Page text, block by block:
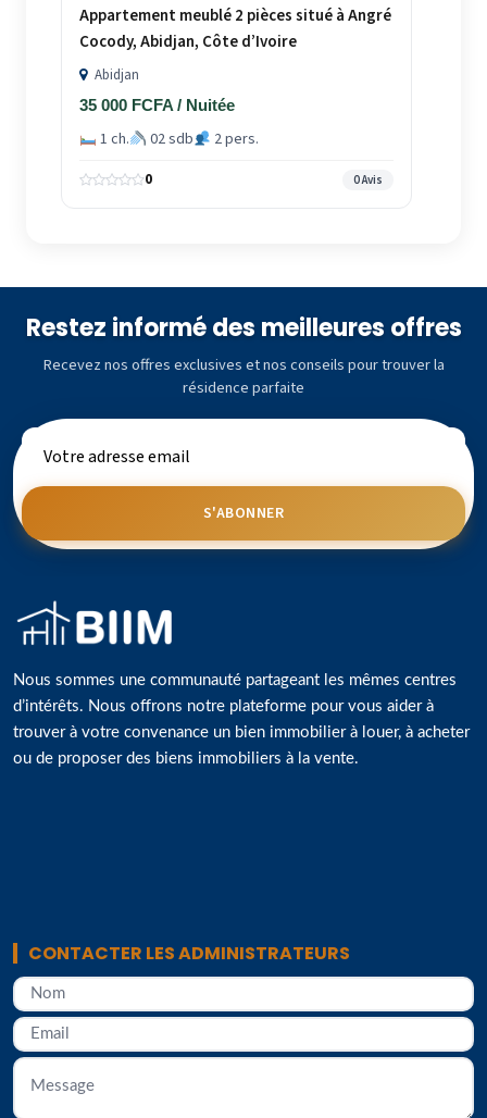
Appartement meublé 2 pièces situé à Angré
Cocody, Abidjan, Côte d’Ivoire
Abidjan
35 000 FCFA / Nuitée
1 ch. 02 sdb 2 pers.
0 0 Avis
Restez informé des meilleures offres
Recevez nos offres exclusives et nos conseils pour trouver la
résidence parfaite
S'ABONNER
Nous sommes une communauté partageant les mêmes centres
d’intérêts. Nous offrons notre plateforme pour vous aider à
trouver à votre convenance un bien immobilier à louer, à acheter
ou de proposer des biens immobiliers à la vente.
CONTACTER LES ADMINISTRATEURS